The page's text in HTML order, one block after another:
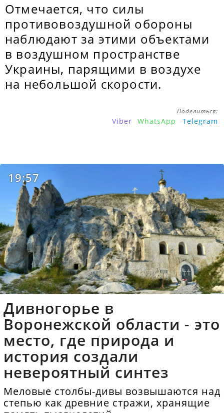
Отмечается, что силы
противовоздушной обороны
наблюдают за этими объектами
в воздушном пространстве
Украины, парящими в воздухе
на небольшой скорости.
Поделиться:
Viber WhatsApp Telegram
19:57
Дивногорье в
Воронежской области - это
место, где природа и
история создали
невероятный синтез
Меловые столбы-дивы возвышаются над
степью как древние стражи, хранящие